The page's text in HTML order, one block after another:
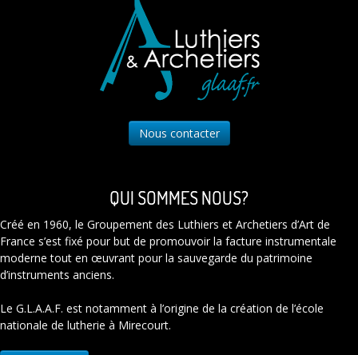
Nous contacter
QUI SOMMES NOUS?
Créé en 1960, le Groupement des Luthiers et Archetiers d’Art de
France s’est fixé pour but de promouvoir la facture instrumentale
moderne tout en œuvrant pour la sauvegarde du patrimoine
d’instruments anciens.
Le G.L.A.A.F. est notamment à l’origine de la création de l’école
nationale de lutherie à Mirecourt.